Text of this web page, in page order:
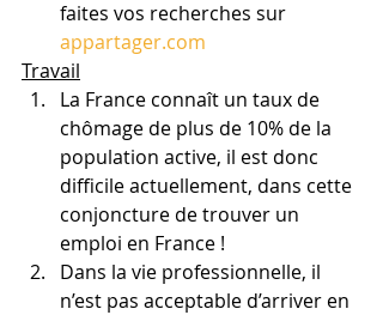
faites vos recherches sur
appartager.com
Travail
La France connaît un taux de
chômage de plus de 10% de la
population active, il est donc
difficile actuellement, dans cette
conjoncture de trouver un
emploi en France !
Dans la vie professionnelle, il
n’est pas acceptable d’arriver en